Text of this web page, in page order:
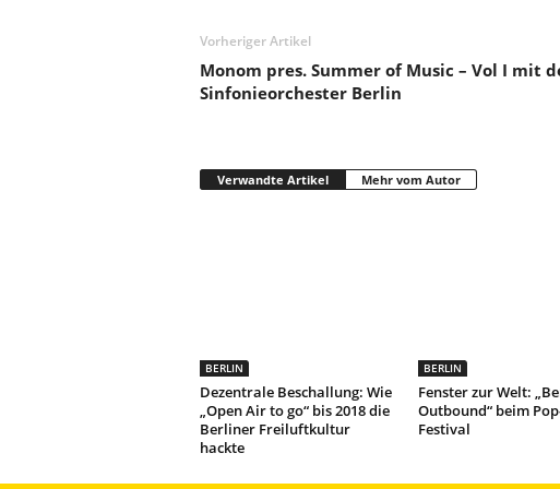
Vorheriger Artikel
Monom pres. Summer of Music – Vol I mit
Sinfonieorchester Berlin
Verwandte Artikel Mehr vom Autor
BERLIN
Dezentrale Beschallung: Wie
„Open Air to go“ bis 2018 die
Berliner Freiluftkultur
hackte
BERLIN
Fenster zur Welt:
Outbound“ beim
Festival